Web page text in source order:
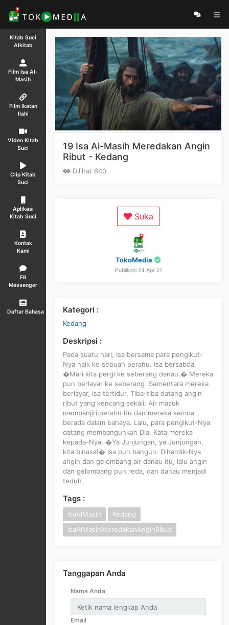
Kitab Suci
Alkitab
Film Isa Al-
Masih
Film Ikatan
Ilahi
Video Kitab
Suci
Clip Kitab
Suci
Aplikasi
Kitab Suci
Kontak
Kami
FB
Messenger
Daftar Bahasa
19 Isa Al-Masih Meredakan Angin
Ribut - Kedang
Dilihat 640
Suka
TokoMedia
Publikasi 24 Apr 21
Kategori :
Kedang
Deskripsi :
Pada suatu hari, Isa bersama para pengikut-
Nya naik ke sebuah perahu. Isa bersabda,
�Mari kita pergi ke seberang danau.� Mereka
pun berlayar ke seberang. Sementara mereka
berlayar, Isa tertidur. Tiba-tiba datang angin
ribut yang kencang sekali. Air masuk
membanjiri perahu itu dan mereka semua
berada dalam bahaya. Lalu, para pengikut-Nya
datang membangunkan Dia. Kata mereka
kepada-Nya, �Ya Junjungan, ya Junjungan,
kita binasa!� Isa pun bangun. Dihardik-Nya
angin dan gelombang air danau itu, lalu angin
dan gelombang pun reda, dan danau menjadi
teduh.
Tags :
IsaAlMasih
Kedang
IsaAlMasihMeredakanAnginRibut
Tanggapan Anda
Nama Anda
Email